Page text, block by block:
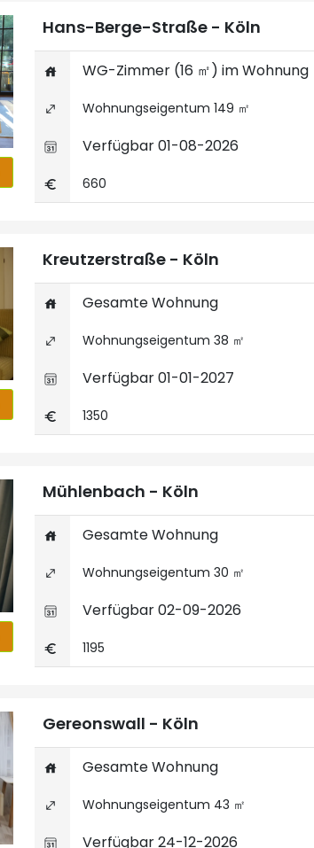
Hans-Berge-Straße - Köln
WG-Zimmer (16 ㎡) im Wohnung
Wohnungseigentum 149 ㎡
Verfügbar 01-08-2026
660
Kreutzerstraße - Köln
Gesamte Wohnung
Wohnungseigentum 38 ㎡
Verfügbar 01-01-2027
1350
Mühlenbach - Köln
Gesamte Wohnung
Wohnungseigentum 30 ㎡
Verfügbar 02-09-2026
1195
Gereonswall - Köln
Gesamte Wohnung
Wohnungseigentum 43 ㎡
Verfügbar 24-12-2026